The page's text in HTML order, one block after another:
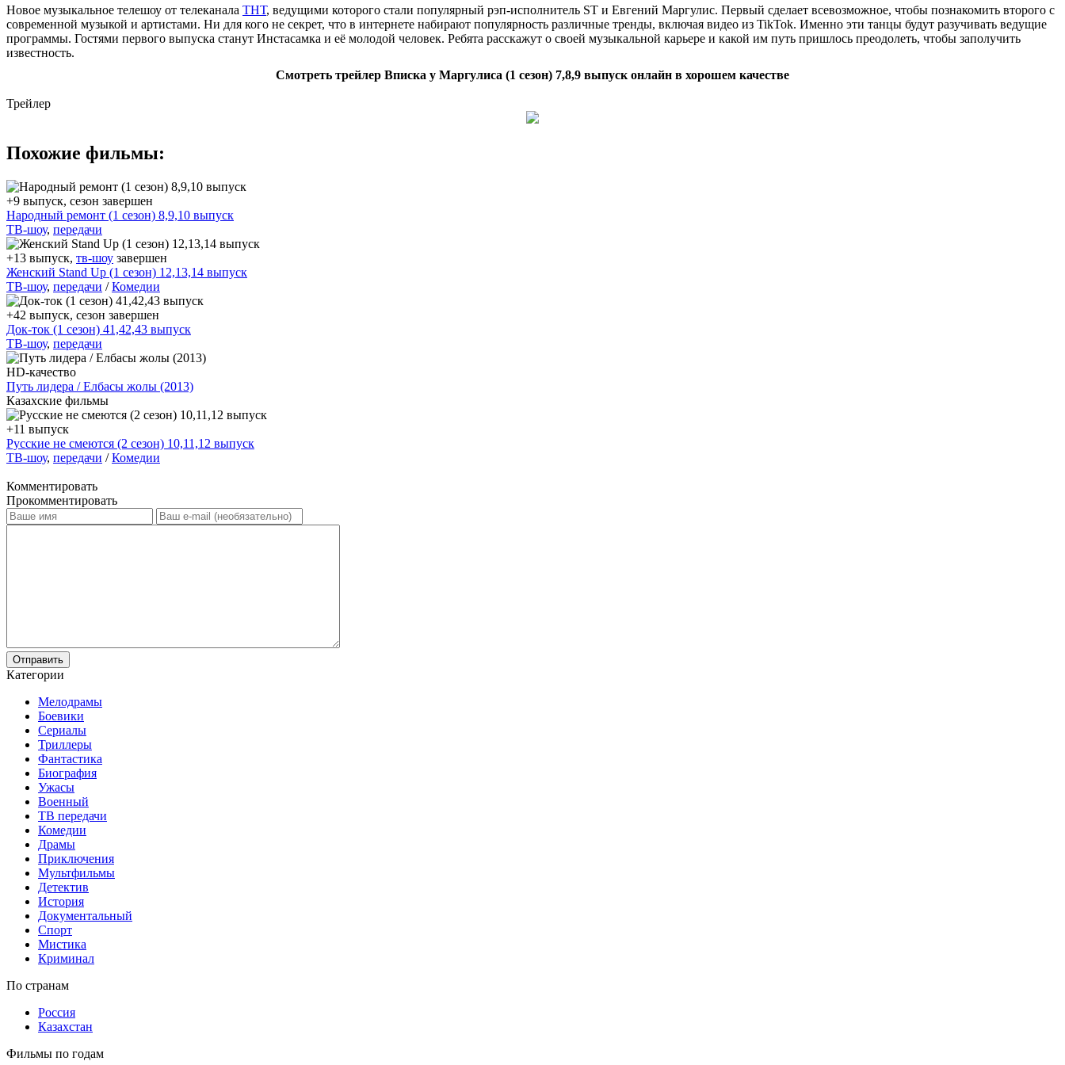
Новое музыкальное телешоу от телеканала ТНТ, ведущими которого стали популярный рэп-исполнитель ST и Евгений Маргулис. Первый сделает всевозможное, чтобы познакомить второго с
современной музыкой и артистами. Ни для кого не секрет, что в интернете набирают популярность различные тренды, включая видео из TikTok. Именно эти танцы будут разучивать ведущие
программы. Гостями первого выпуска станут Инстасамка и её молодой человек. Ребята расскажут о своей музыкальной карьере и какой им путь пришлось преодолеть, чтобы заполучить
известность.
Смотреть трейлер Вписка у Маргулиса (1 сезон) 7,8,9 выпуск онлайн в хорошем качестве
Трейлер
Похожие фильмы:
+9 выпуск, сезон завершен
Народный ремонт (1 сезон) 8,9,10 выпуск
ТВ-шоу, передачи
+13 выпуск, тв-шоу завершен
Женский Stand Up (1 сезон) 12,13,14 выпуск
ТВ-шоу, передачи /Комедии
+42 выпуск, сезон завершен
Дoк-ток (1 сезон) 41,42,43 выпуск
ТВ-шоу, передачи
HD-качество
Путь лидера / Елбасы жолы (2013)
Казахские фильмы
+11 выпуск
Русские не смеются (2 сезон) 10,11,12 выпуск
ТВ-шоу, передачи /Комедии
Комментировать
Прокомментировать
Отправить
Категории
Мелодрамы
Боевики
Сериалы
Триллеры
Фантастика
Биография
Ужасы
Военный
ТВ передачи
Комедии
Драмы
Приключения
Мультфильмы
Детектив
История
Документальный
Спорт
Мистика
Криминал
По странам
Россия
Казахстан
Фильмы по годам